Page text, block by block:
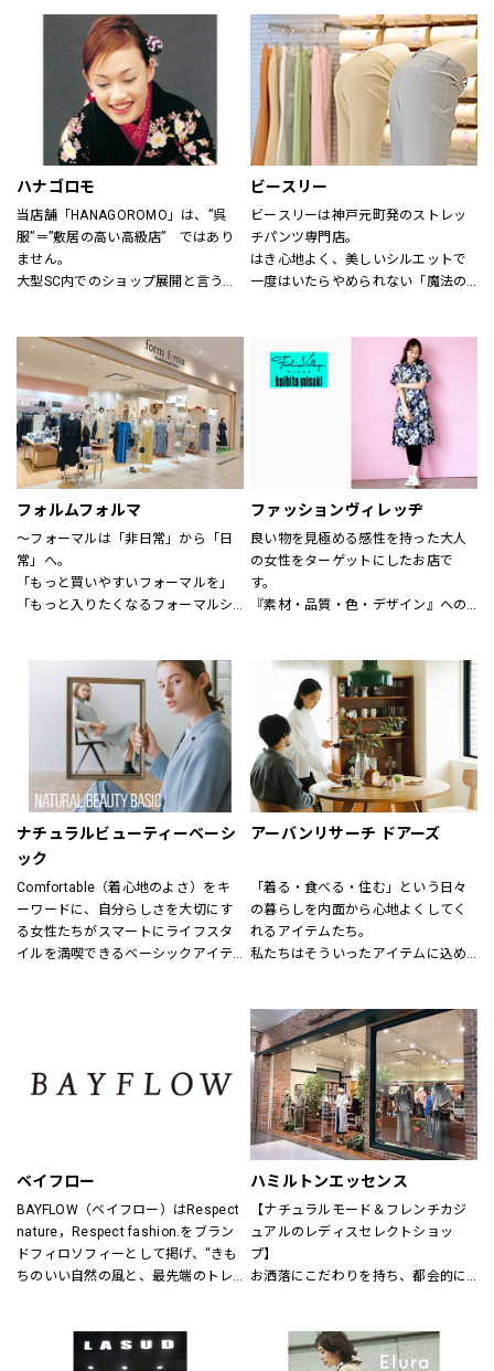
しました。
MARY QUANTのアイテムには、あり
のままの自分を表現し、今以上にい
きいきと輝いてほしいという想いが
込められています。
全ての女性に、自分らしさの創造と
直感を。
ハナゴロモ
当店舗「HANAGOROMO」は、”呉
服”＝”敷居の高い高級店”　ではあり
ません。
大型SC内でのショップ展開と言う利
指しています。
ローマ字屋号や店舗レイアウト等も
若い感性を生かし、幅広い年齢層の
お客様を対象にした店舗となってい
ます。
また、品揃えについても振袖、訪問
着、袋帯　等様々な高級呉服の品々
を驚くほどの超破格にてご奉仕致し
皆さま是非ともお立ち寄り下さい。
店舗スタッフ一同お待ち申し上げて
おります。
ビースリー
ビースリーは神戸元町発のストレッ
チパンツ専門店。
はき心地よく、美しいシルエットで
一度はいたらやめられない「魔法の
ンや限定カラーも人気です。
サイズも3号～21号と豊富に揃いま
す。（カラーにより異なります）
ショップでは、パンツフィッターが
一人ひとりに合わせたパンツ探しの
お手伝いや、きれいに見えるはき方
をアドバイスいたします。
どうぞお気軽にお声掛け下さい。
フォルムフォルマ
～フォーマルは「非日常」から「日
常」へ。
「もっと買いやすいフォーマルを」
「もっと入りたくなるフォーマルシ
結婚式、お別れ、パーティー、そし
てちょっとしたお出かけなど
特別な日も、日常も様々なシーンで
着まわせるアイテムをトータルに
提案する新しいフォーマルコンセプ
トショップ。
礼服、喪服、パーティードレス、ロ
ングドレス、ブライダルドレス、セ
レモニースーツ、アクセサリー等、
フォーマルアイテムをトータルコー
ディネートで提案させていただきま
す。
ファッションヴィレッヂ
良い物を見極める感性を持った大人
の女性をターゲットにしたお店で
す。
『素材・品質・色・デザイン』への
毎日着れるシンプルなものからデザ
インにこだわった商品、そして最新
のお値打ちファッションも用意して
います。
特別なルートで仕入れた商品にきっ
と満足いただけるはずです。
ナチュラルビューティーベーシ
ック
Comfortable（着心地のよさ）をキ
ーワードに、自分らしさを大切にす
る女性たちがスマートにライフスタ
イルを満喫できるベーシックアイテ
アーバンリサーチ ドアーズ
「着る・食べる・住む」という日々
の暮らしを内面から心地よくしてく
れるアイテムたち。
私たちはそういったアイテムに込め
「新しい価値観へのドア」を開く案
内役として、日々の暮らしの中で大
切なものを一緒に見つけていきたい
と考えています。
あなたらしいスタイル、あなたにと
ってのベーシックを、DOORSへ探し
にきてください。
ベイフロー
BAYFLOW（ベイフロー）はRespect
nature，Respect fashion.をブラン
ドフィロソフィーとして掲げ、“きも
ちのいい自然の風と、最先端のトレ
るような、健康的で、スタイリッシ
ュなライフスタイル”を提案するブラ
ハミルトンエッセンス
【ナチュラルモード＆フレンチカジ
ュアルのレディスセレクトショッ
プ】
お洒落にこだわりを持ち、都会的に
案型セレクトショップ。
自然空間に存在する色と素材、様々